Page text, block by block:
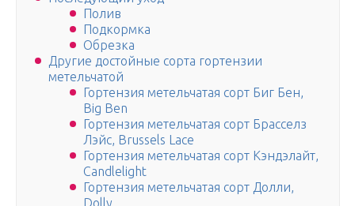
Полив
Подкормка
Обрезка
Другие достойные сорта гортензии
метельчатой
Гортензия метельчатая сорт Биг Бен,
Big Ben
Гортензия метельчатая сорт Брасселз
Лэйс, Brussels Lace
Гортензия метельчатая сорт Кэндэлайт,
Candlelight
Гортензия метельчатая сорт Долли,
Dolly